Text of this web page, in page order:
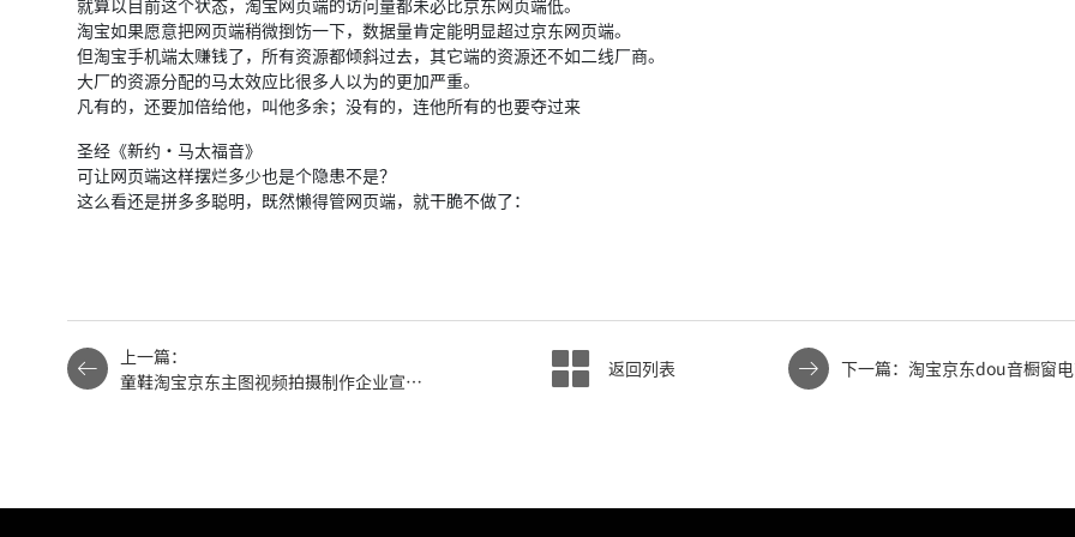
就算以目前这个状态，淘宝网页端的访问量都未必比京东网页端低。
淘宝如果愿意把网页端稍微捯饬一下，数据量肯定能明显超过京东网页端。
但淘宝手机端太赚钱了，所有资源都倾斜过去，其它端的资源还不如二线厂商。
大厂的资源分配的马太效应比很多人以为的更加严重。
凡有的，还要加倍给他，叫他多余；没有的，连他所有的也要夺过来
圣经《新约·马太福音》
可让网页端这样摆烂多少也是个隐患不是？
这么看还是拼多多聪明，既然懒得管网页端，就干脆不做了：
上一篇：
童鞋淘宝京东主图视频拍摄制作企业宣传
返回列表
下一篇：淘宝京东dou音橱窗